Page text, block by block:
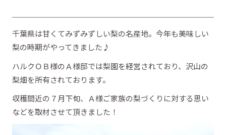
千葉県は甘くてみずみずしい梨の名産地。今年も美味しい
梨の時期がやってきました♪
ハルクＯＢ様のＡ様邸では梨園を経営されており、沢山の
梨畑を所有されております。
収穫間近の７月下旬、Ａ様ご家族の梨づくりに対する思い
などを取材させて頂きました！